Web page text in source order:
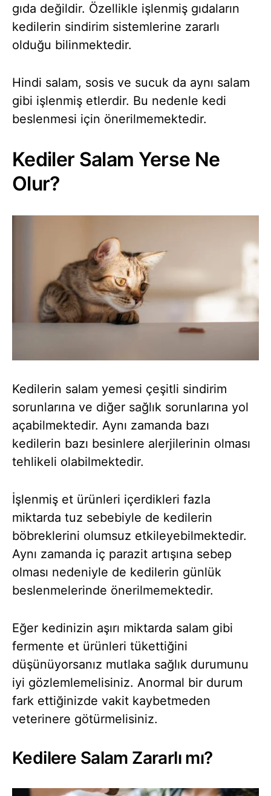
gıda değildir. Özellikle işlenmiş gıdaların
kedilerin sindirim sistemlerine zararlı
olduğu bilinmektedir.
Hindi salam, sosis ve sucuk da aynı salam
gibi işlenmiş etlerdir. Bu nedenle kedi
beslenmesi için önerilmemektedir.
Kediler Salam Yerse Ne
Olur?
Kedilerin salam yemesi çeşitli sindirim
sorunlarına ve diğer sağlık sorunlarına yol
açabilmektedir. Aynı zamanda bazı
kedilerin bazı besinlere alerjilerinin olması
tehlikeli olabilmektedir.
İşlenmiş et ürünleri içerdikleri fazla
miktarda tuz sebebiyle de kedilerin
böbreklerini olumsuz etkileyebilmektedir.
Aynı zamanda iç parazit artışına sebep
olması nedeniyle de kedilerin günlük
beslenmelerinde önerilmemektedir.
Eğer kedinizin aşırı miktarda salam gibi
fermente et ürünleri tükettiğini
düşünüyorsanız mutlaka sağlık durumunu
iyi gözlemlemelisiniz. Anormal bir durum
fark ettiğinizde vakit kaybetmeden
veterinere götürmelisiniz.
Kedilere Salam Zararlı mı?